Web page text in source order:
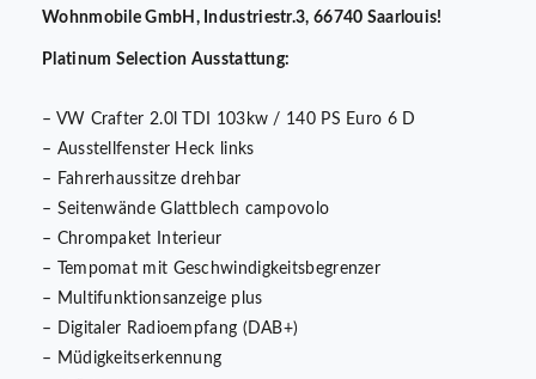
Wohnmobile GmbH, Industriestr.3, 66740 Saarlouis!
Platinum Selection Ausstattung:
– VW Crafter 2.0l TDI 103kw / 140 PS Euro 6 D
– Ausstellfenster Heck links
– Fahrerhaussitze drehbar
– Seitenwände Glattblech campovolo
– Chrompaket Interieur
– Tempomat mit Geschwindigkeitsbegrenzer
– Multifunktionsanzeige plus
– Digitaler Radioempfang (DAB+)
– Müdigkeitserkennung